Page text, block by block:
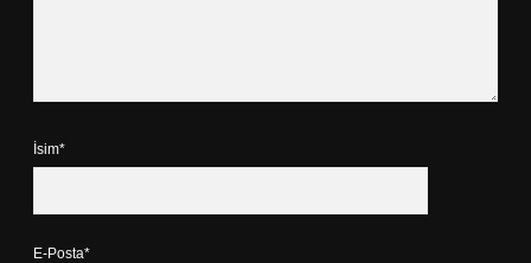
İsim*
E-Posta*